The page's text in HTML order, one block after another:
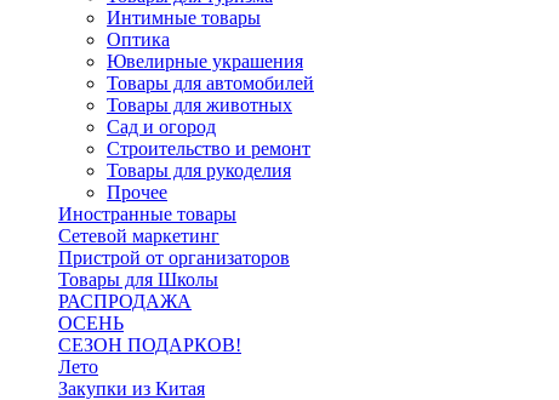
Интимные товары
Оптика
Ювелирные украшения
Товары для автомобилей
Товары для животных
Сад и огород
Строительство и ремонт
Товары для рукоделия
Прочее
Иностранные товары
Сетевой маркетинг
Пристрой от организаторов
Товары для Школы
РАСПРОДАЖА
ОСЕНЬ
СЕЗОН ПОДАРКОВ!
Лето
Закупки из Китая